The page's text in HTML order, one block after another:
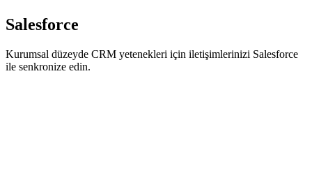
Salesforce
Kurumsal düzeyde CRM yetenekleri için iletişimlerinizi Salesforce
ile senkronize edin.